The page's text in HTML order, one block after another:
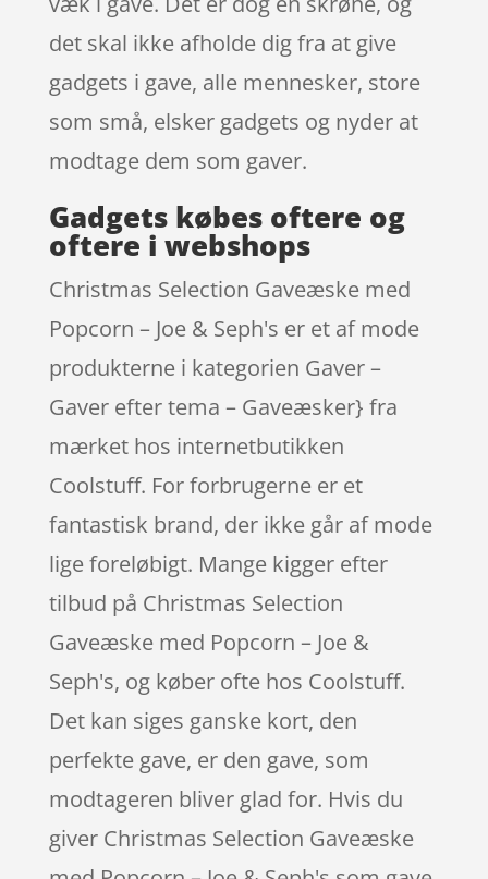
det skal ikke afholde dig fra at give
gadgets i gave, alle mennesker, store
som små, elsker gadgets og nyder at
modtage dem som gaver.
Gadgets købes oftere og
oftere i webshops
Christmas Selection Gaveæske med
Popcorn – Joe & Seph's er et af mode
produkterne i kategorien Gaver –
Gaver efter tema – Gaveæsker} fra
mærket hos internetbutikken
Coolstuff. For forbrugerne er et
fantastisk brand, der ikke går af mode
lige foreløbigt. Mange kigger efter
tilbud på Christmas Selection
Gaveæske med Popcorn – Joe &
Seph's, og køber ofte hos Coolstuff.
Det kan siges ganske kort, den
perfekte gave, er den gave, som
modtageren bliver glad for. Hvis du
giver Christmas Selection Gaveæske